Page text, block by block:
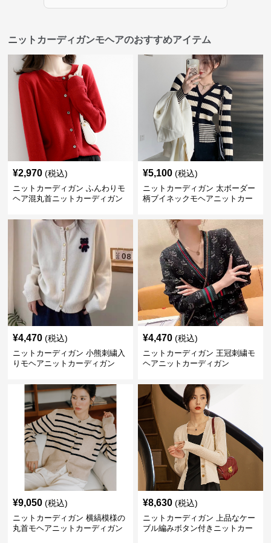
ニットカーディガンモヘアのおすすめアイテム
¥2,970 (税込)
ニットカーディガン ふんわりモ
ヘア混丸首ニットカーディガン
¥5,100 (税込)
ニットカーディガン 太ボーダー
柄ブイネックモヘアニットカー
¥4,470 (税込)
ニットカーディガン 小熊刺繍入
りモヘアニットカーディガン
¥4,470 (税込)
ニットカーディガン 王冠刺繍モ
ヘアニットカーディガン
¥9,050 (税込)
ニットカーディガン 横縞模様の
丸首モヘアニットカーディガン
¥8,630 (税込)
ニットカーディガン 上品なケー
ブル編みボタン付きニットカー